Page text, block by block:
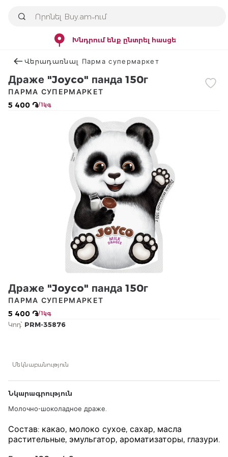
Խնդրում ենք ընտրել հասցե
Վերադառնալ Парма супермаркет
Драже "Joyco" панда 150г
5 400 ֏/ 1կգ
ПАРМА СУПЕРМАРКЕТ
Драже "Joyco" панда 150г
5 400 ֏/ 1կգ
ПАРМА СУПЕРМАРКЕТ
Կոդ՝ PRM-35876
Մեկնաբանություն
Նկարագրություն
Молочно-шоколадное драже.
Состав: какао, молоко сухое, сахар, масла
растительные, эмульгатор, ароматизаторы, глазури.